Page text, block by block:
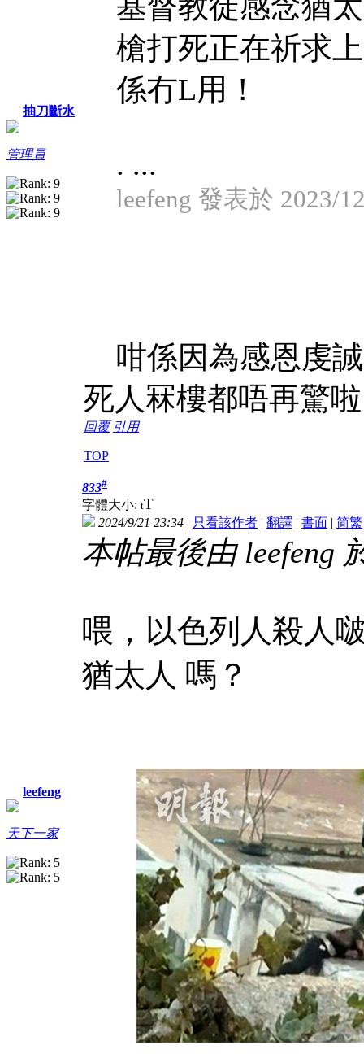
抽刀斷水
管理員
槍打死正在祈求
係冇L用！
. ...
leefeng 發表於 2023/
咁係因為感恩虔
死人冧樓都唔再驚
回覆 引用
TOP
leefeng
天下一家
833#
字體大小: tT
2024/9/21 23:34 | 只看該作者 | 翻譯 | 書面 | 简繁
本帖最後由 leefeng
喂，以色列人殺人
猶太人 嗎？